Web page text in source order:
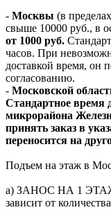
- Москвы (в
свыше 10000 руб., в
от 1000 руб.
часов. При
доставкой время, он
согласованию.
- Московской
Стандартное время
микрорайона
принять заказ в
переносится на
Подъем на этаж в
а) ЗАНОС НА 1 ЭТАЖ
зависит от